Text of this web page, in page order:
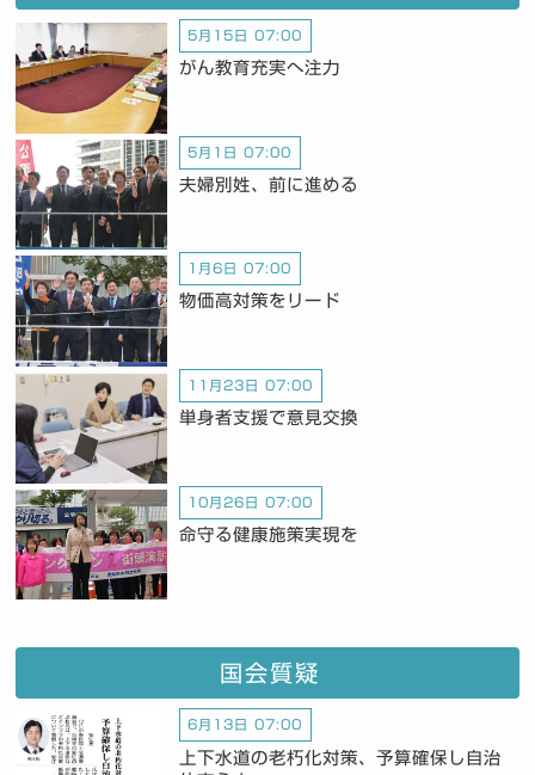
5月15日 07:00
がん教育充実へ注力
5月1日 07:00
夫婦別姓、前に進める
1月6日 07:00
物価高対策をリード
11月23日 07:00
単身者支援で意見交換
10月26日 07:00
命守る健康施策実現を
国会質疑
6月13日 07:00
上下水道の老朽化対策、予算確保し自治